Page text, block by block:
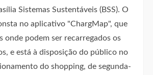
Sistemas Sustentáveis (BSS). O
no aplicativo "ChargMap", que
onde podem ser recarregados os
e está à disposição do público no
do shopping, de segunda-